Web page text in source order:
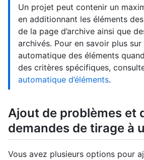
Un projet peut contenir un
en additionnant les éléments
de la page d’archive ainsi que
archivés. Pour en savoir plus sur
automatique des éléments
des critères spécifiques,
automatique d’éléments.
Ajout de problèmes et
demandes de tirage à
Vous avez plusieurs options pour